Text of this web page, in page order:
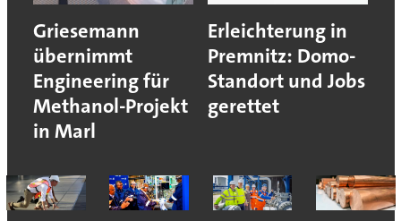
Griesemann
übernimmt
Engineering für
Methanol-Projekt
in Marl
Erleichterung in
Premnitz: Domo-
Standort und Jobs
gerettet